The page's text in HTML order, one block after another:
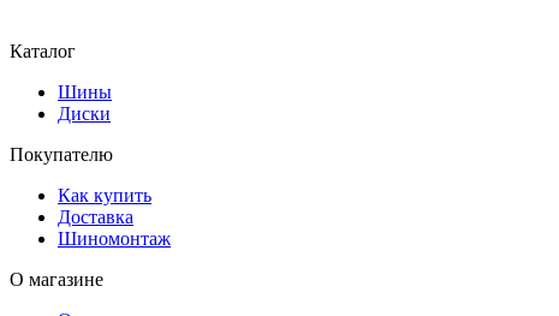
Каталог
Шины
Диски
Покупателю
Как купить
Доставка
Шиномонтаж
О магазине